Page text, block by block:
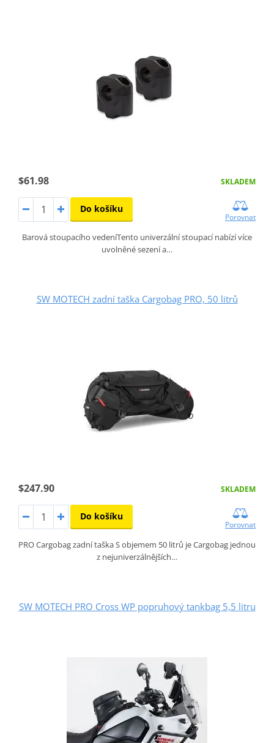
$61.98 SKLADEM
Do košíku
Porovnat
Barová stoupacího vedeníTento univerzální stoupací nabízí více
uvolněné sezení a…
SW MOTECH zadní taška Cargobag PRO, 50 litrů
$247.90 SKLADEM
Do košíku
Porovnat
PRO Cargobag zadní taška S objemem 50 litrů je Cargobag jednou
z nejuniverzálnějších…
SW MOTECH PRO Cross WP popruhový tankbag 5,5 litru